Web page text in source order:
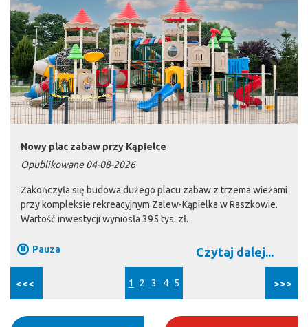
Nowy plac zabaw przy Kąpielce
Opublikowane 04-08-2026
Zakończyła się budowa dużego placu zabaw z trzema wieżami
przy kompleksie rekreacyjnym Zalew-Kąpielka w Raszkowie.
Wartość inwestycji wyniosła 395 tys. zł.
Czytaj dalej...
Pauza
1 2 3 4 5
<<< >>>